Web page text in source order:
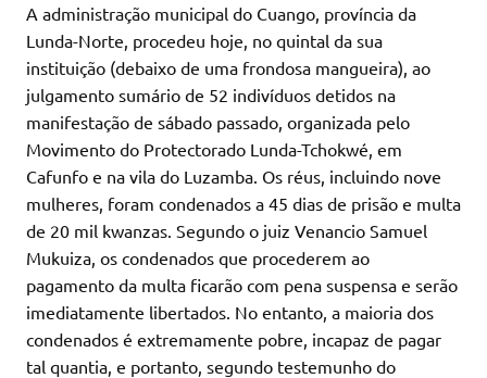
A administração municipal do Cuango, província da
Lunda-Norte, procedeu hoje, no quintal da sua
instituição (debaixo de uma frondosa mangueira), ao
julgamento sumário de 52 indivíduos detidos na
manifestação de sábado passado, organizada pelo
Movimento do Protectorado Lunda-Tchokwé, em
Cafunfo e na vila do Luzamba. Os réus, incluindo nove
mulheres, foram condenados a 45 dias de prisão e multa
de 20 mil kwanzas. Segundo o juiz Venancio Samuel
Mukuiza, os condenados que procederem ao
pagamento da multa ficarão com pena suspensa e serão
imediatamente libertados. No entanto, a maioria dos
condenados é extremamente pobre, incapaz de pagar
tal quantia, e portanto, segundo testemunho do